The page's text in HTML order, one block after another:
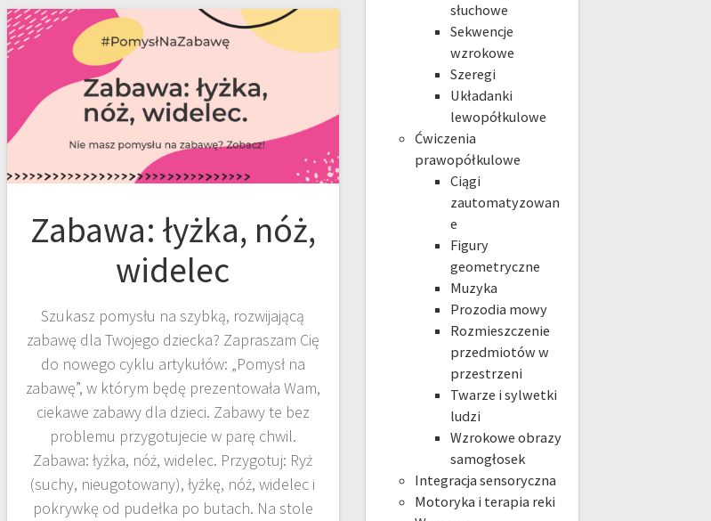
Zabawa: łyżka, nóż,
widelec
Szukasz pomysłu na szybką, rozwijającą
zabawę dla Twojego dziecka? Zapraszam Cię
do nowego cyklu artykułów: „Pomysł na
zabawę”, w którym będę prezentowała Wam,
ciekawe zabawy dla dzieci. Zabawy te bez
problemu przygotujecie w parę chwil.
Zabawa: łyżka, nóż, widelec. Przygotuj: Ryż
(suchy, nieugotowany), łyżkę, nóż, widelec i
pokrywkę od pudełka po butach. Na stole
słuchowe
Sekwencje
wzrokowe
Szeregi
Układanki
lewopółkulowe
Ćwiczenia
prawopółkulowe
Ciągi
zautomatyzowan
e
Figury
geometryczne
Muzyka
Prozodia mowy
Rozmieszczenie
przedmiotów w
przestrzeni
Twarze i sylwetki
ludzi
Wzrokowe obrazy
samogłosek
Integracja sensoryczna
Motoryka i terapia reki